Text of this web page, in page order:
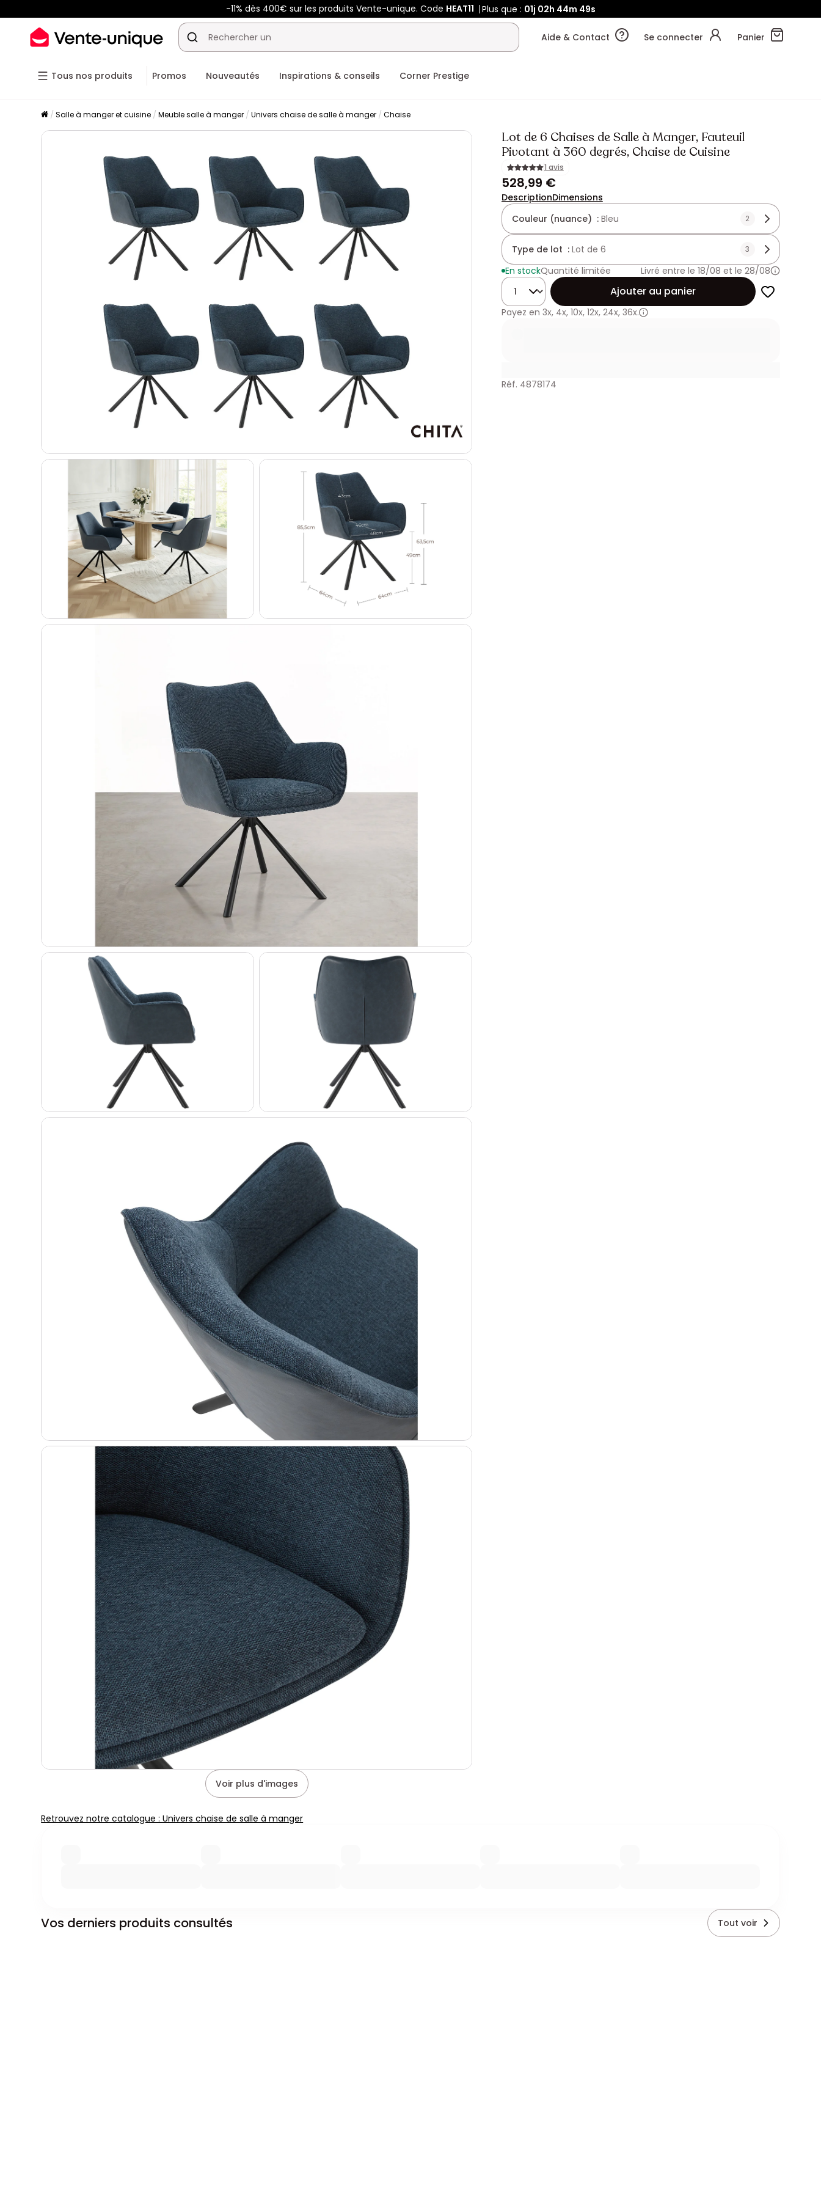
-11% dès 400€ sur les produits Vente-unique. Code HEAT11 Plus que : 01j 02h 44m 47s
Aide & Contact Se connecter Panier
Tous nos produits Promos Nouveautés Inspirations & conseils Corner Prestige
Salle à manger et cuisine Meuble salle à manger Univers chaise de salle à manger Chaise
Voir plus d'images
Lot de 6 Chaises de Salle à Manger, Fauteuil
Pivotant à 360 degrés, Chaise de Cuisine
1 avis
528,99 €
DescriptionDimensions
Couleur (nuance) : Bleu 2
Type de lot : Lot de 6 3
En stockQuantité limitée
Livré entre le 18/08 et le 28/08
Quantité
Ajouter au panier
Payez en 3x, 4x, 10x, 12x, 24x, 36x.
Réf. 4878174
Retrouvez notre catalogue : Univers chaise de salle à manger
Vos derniers produits consultés Tout voir